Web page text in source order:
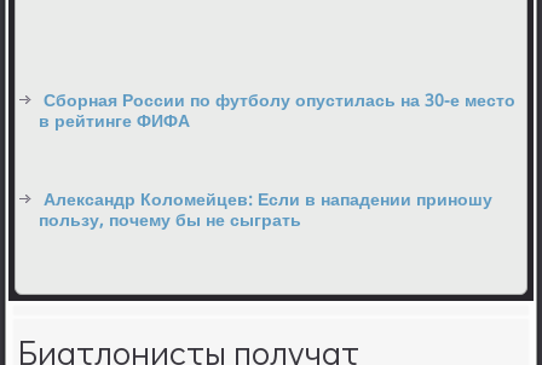
Сборная России по футболу опустилась на 30-е место
в рейтинге ФИФА
Александр Коломейцев: Если в нападении приношу
пользу, почему бы не сыграть
Биатлонисты получат